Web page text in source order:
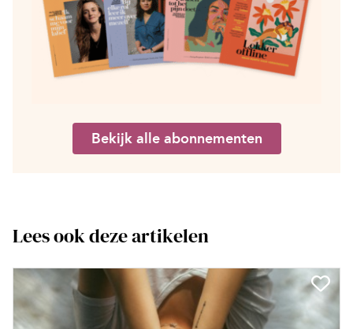
Bekijk alle abonnementen
Lees ook deze artikelen